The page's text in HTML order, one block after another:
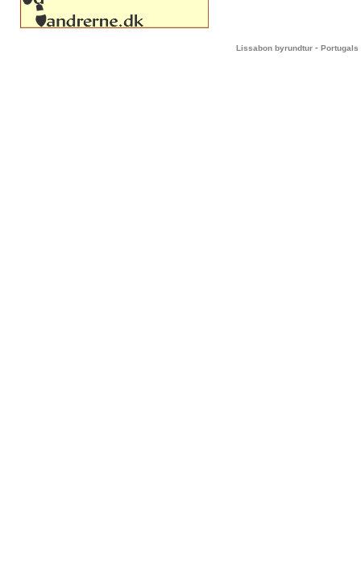
Lissabon byrundtur - Portugals